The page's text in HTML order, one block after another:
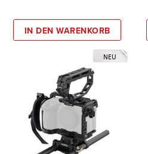
IN DEN WARENKORB
NEU